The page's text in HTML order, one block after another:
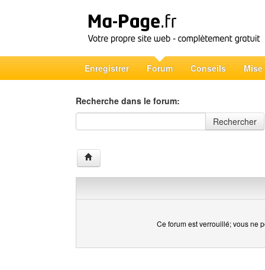
Enregistrer Forum Conseils Mise
Recherche dans le forum:
Recherche dans le forum
Rechercher
Ce forum est verrouillé; vous ne